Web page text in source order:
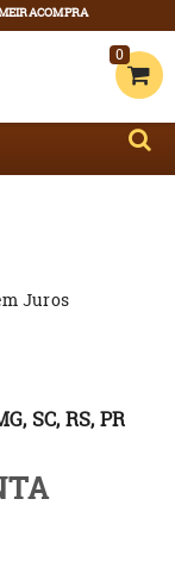
0
Juros
SC, RS, PR